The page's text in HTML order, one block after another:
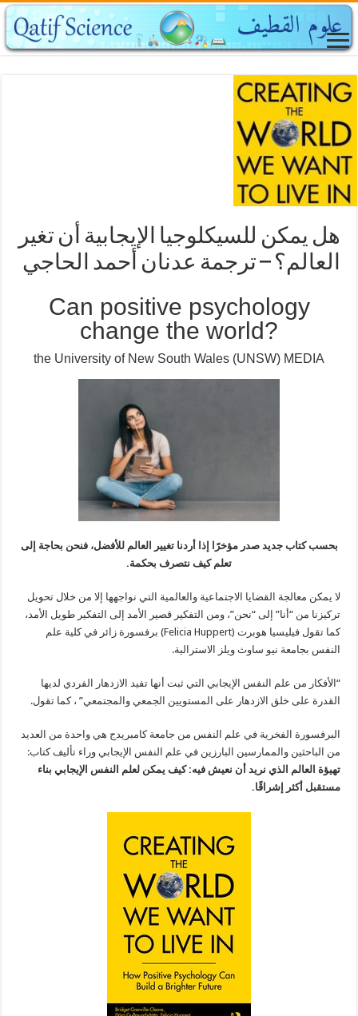
هل يمكن للسيكلوجيا الإيجابية أن تغير
العالم؟ – ترجمة عدنان أحمد الحاجي
Can positive psychology
change the world?
the University of New South Wales (UNSW) MEDIA
بحسب كتاب جديد صدر مؤخرًا إذا أردنا تغيير العالم للأفضل، فنحن بحاجة إلى
تعلم كيف نتصرف بحكمة.
لا يمكن معالجة القضايا الاجتماعية والعالمية التي نواجهها إلا من خلال تحويل
تركيزنا من “أنا” إلى “نحن”، ومن التفكير قصير الأمد إلى التفكير طويل الأمد،
كما تقول فيليسيا هوبرت (Felicia Huppert) برفسورة زائر في كلية علم
النفس بجامعة نيو ساوث ويلز الاسترالية.
“الأفكار من علم النفس الإيجابي التي ثبت أنها تفيد الازدهار الفردي لديها
القدرة على خلق الازدهار على المستويين الجمعي والمجتمعي” ، كما تقول.
البرفسورة الفخرية في علم النفس من جامعة كامبريدج هي واحدة من العديد
من الباحثين والممارسين البارزين في علم النفس الإيجابي وراء تأليف كتاب:
تهيؤة العالم الذي نريد أن نعيش فيه: كيف يمكن لعلم النفس الإيجابي بناء
مستقبل أكثر إشراقًا.